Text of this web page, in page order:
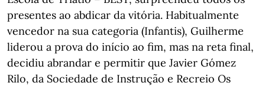
presentes ao abdicar da vitória. Habitualmente
vencedor na sua categoria (Infantis), Guilherme
liderou a prova do início ao fim, mas na reta final,
decidiu abrandar e permitir que Javier Gómez
Rilo, da Sociedade de Instrução e Recreio Os